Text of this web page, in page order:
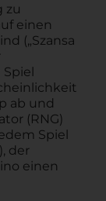
zu
einen
(„Szansa
ab und
(RNG)
Spiel
der
einen